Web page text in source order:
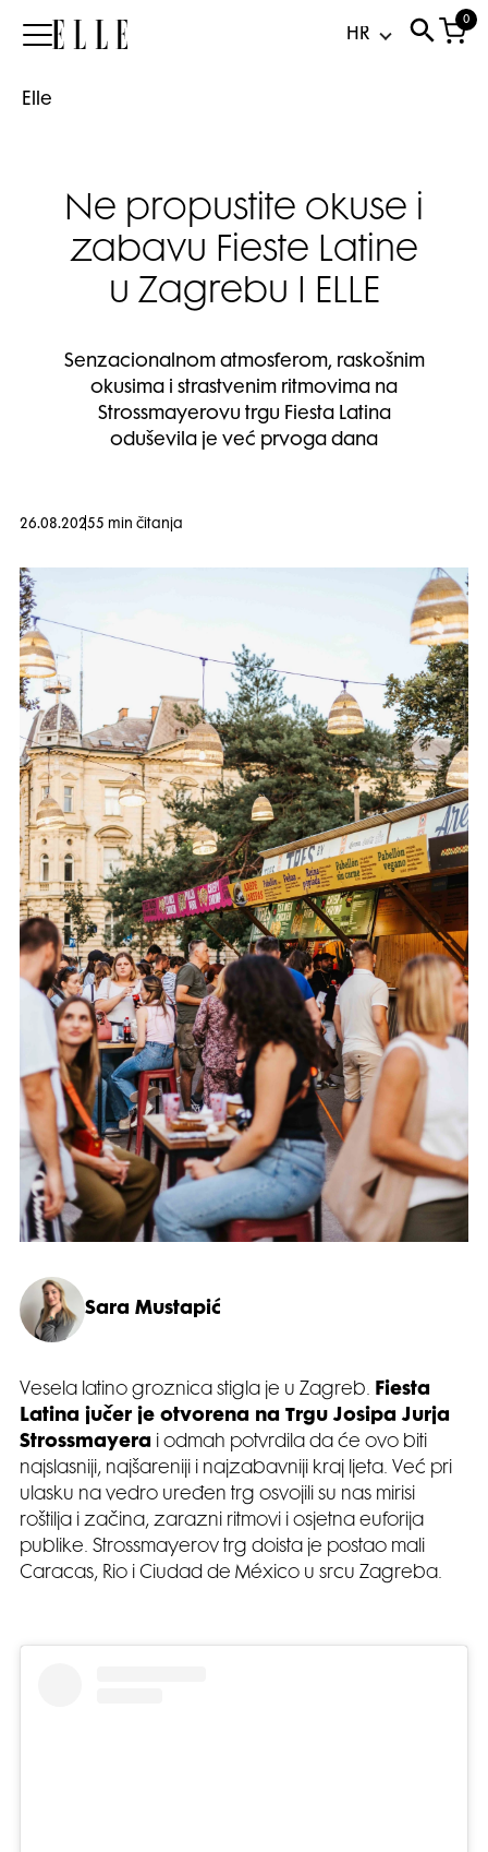
Elle
0
Elle
Ne propustite okuse i
zabavu Fieste Latine
u Zagrebu I ELLE
Senzacionalnom atmosferom, raskošnim
okusima i strastvenim ritmovima na
Strossmayerovu trgu Fiesta Latina
oduševila je već prvoga dana
26.08.20255 min čitanja
Sara Mustapić
Vesela latino groznica stigla je u Zagreb. Fiesta
Latina jučer je otvorena na Trgu Josipa Jurja
Strossmayera i odmah potvrdila da će ovo biti
najslasniji, najšareniji i najzabavniji kraj ljeta. Već pri
ulasku na vedro uređen trg osvojili su nas mirisi
roštilja i začina, zarazni ritmovi i osjetna euforija
publike. Strossmayerov trg doista je postao mali
Caracas, Rio i Ciudad de México u srcu Zagreba.